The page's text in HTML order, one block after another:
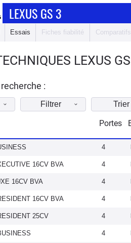
LEXUS GS 3
Essais Fiches fiabilité Comparatifs
LEXUS
:
Filtrer Trier
Portes
4
16CV BVA 4
16CV BVA 4
16CV BVA 4
25CV 4
4